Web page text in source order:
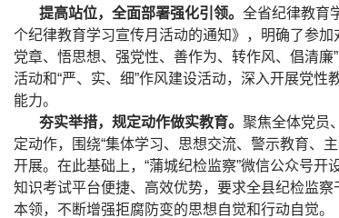
提高站位，全面部署强化引领。全省纪律教育
个纪律教育学习宣传月活动的通知》，明确了参
党章、悟思想、强党性、善作为、转作风、倡清
活动和“严、实、细”作风建设活动，深入开展党
能力。
夯实举措，规定动作做实教育。聚焦全体党员
定动作，围绕“集体学习、思想交流、警示教育、
开展。在此基础上，“蒲城纪检监察”微信公众号
知识考试平台便捷、高效优势，要求全县纪检监察
本领，不断增强拒腐防变的思想自觉和行动自觉。